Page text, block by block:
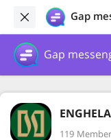
Gap
Gap
119 Member